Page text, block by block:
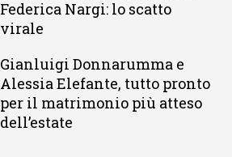
Federica Nargi: lo scatto
virale
Gianluigi Donnarumma e
Alessia Elefante, tutto pronto
per il matrimonio più atteso
dell’estate